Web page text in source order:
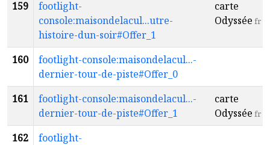
159
footlight-
console:maisondelacul...utre-
histoire-dun-soir#Offer_1
carte
Odyssée fr
160
footlight-console:maisondelacul...-
dernier-tour-de-piste#Offer_0
161
footlight-console:maisondelacul...-
dernier-tour-de-piste#Offer_1
carte
Odyssée fr
162
footlight-